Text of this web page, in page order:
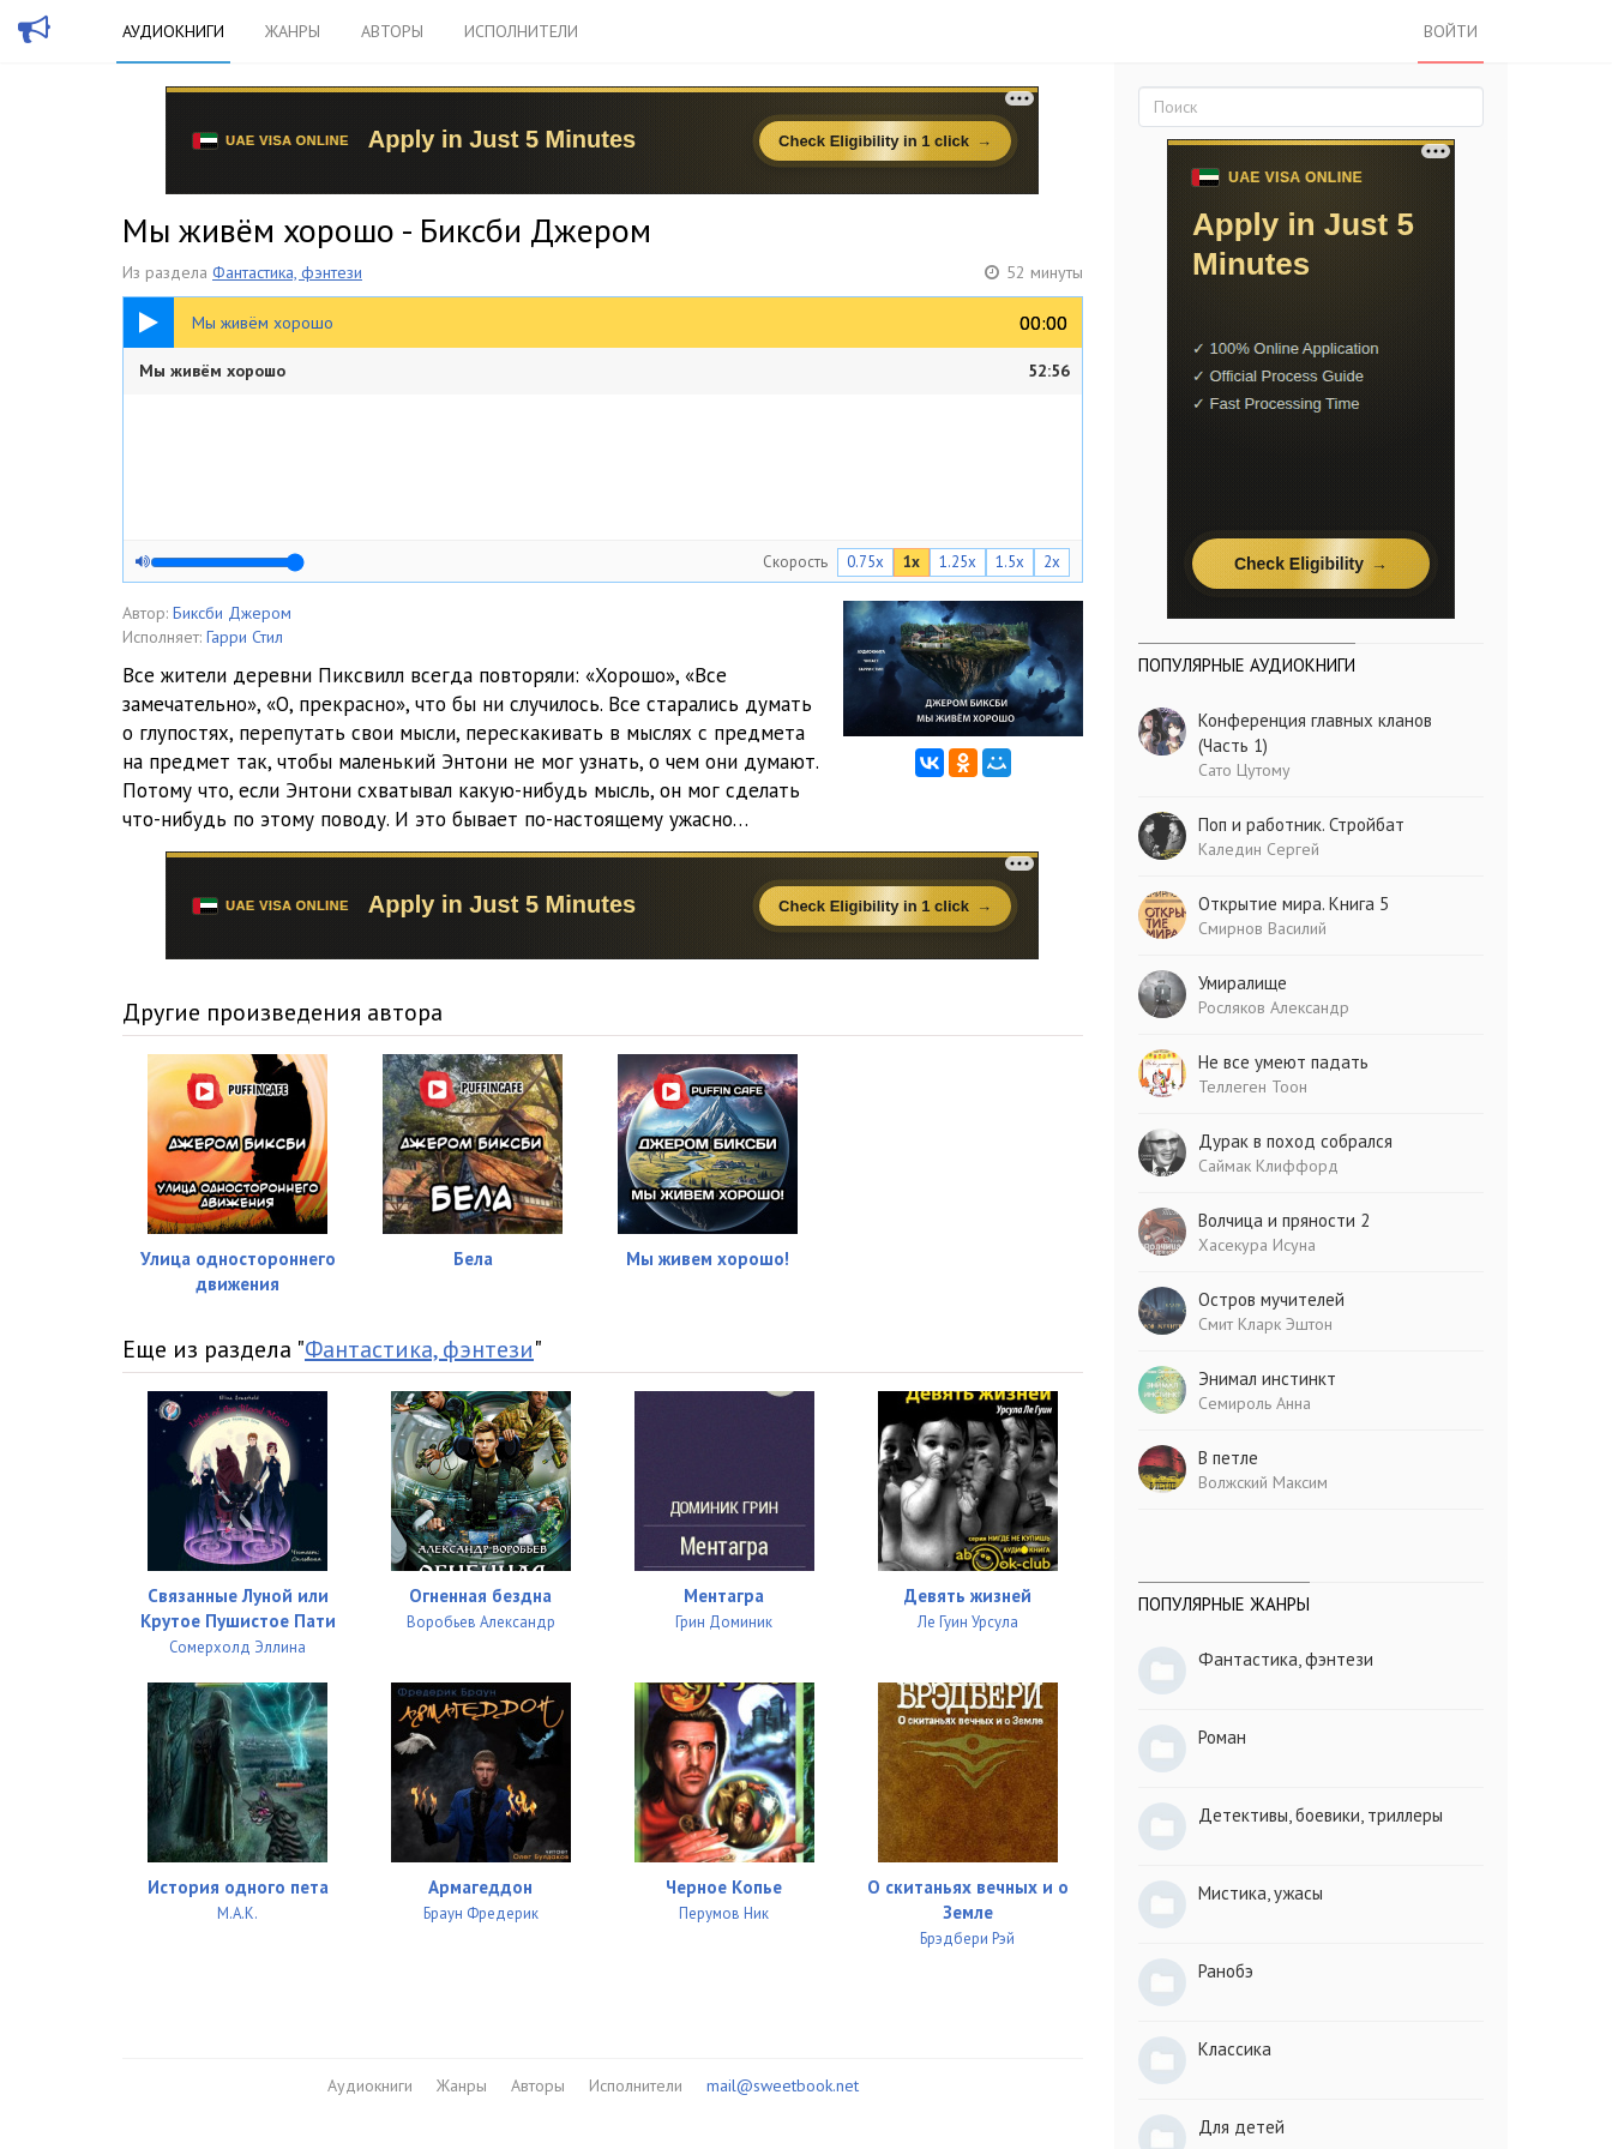
АУДИОКНИГИ ЖАНРЫ АВТОРЫ ИСПОЛНИТЕЛИ ВОЙТИ
Мы живём хорошо - Биксби Джером
Из раздела Фантастика, фэнтези 52 минуты
Мы живём хорошо 00:00
00:00
52:56
Мы живём хорошо 52:56
Скорость 0.75x 1x 1.25x 1.5x 2x
Автор: Биксби Джером
Исполняет: Гарри Стил
Все жители деревни Пиксвилл всегда повторяли: «Хорошо», «Все
замечательно», «О, прекрасно», что бы ни случилось. Все старались думать
о глупостях, перепутать свои мысли, перескакивать в мыслях с предмета
на предмет так, чтобы маленький Энтони не мог узнать, о чем они думают.
Потому что, если Энтони схватывал какую-нибудь мысль, он мог сделать
что-нибудь по этому поводу. И это бывает по-настоящему ужасно…
Другие произведения автора
Улица одностороннего
движения
Бела Мы живем хорошо!
Еще из раздела "Фантастика, фэнтези"
Связанные Луной или
Крутое Пушистое Пати
Сомерхолд Эллина
Огненная бездна
Воробьев Александр
Ментагра
Грин Доминик
Девять жизней
Ле Гуин Урсула
История одного пета
М.А.К.
Армагеддон
Браун Фредерик
Черное Копье
Перумов Ник
О скитаньях вечных и о
Земле
Брэдбери Рэй
Аудиокниги Жанры Авторы Исполнители mail@sweetbook.net
ПОПУЛЯРНЫЕ АУДИОКНИГИ
Конференция главных кланов
(Часть 1)
Сато Цутому
Поп и работник. Стройбат
Каледин Сергей
Открытие мира. Книга 5
Смирнов Василий
Умиралище
Росляков Александр
Не все умеют падать
Теллеген Тоон
Дурак в поход собрался
Саймак Клиффорд
Волчица и пряности 2
Хасекура Исуна
Остров мучителей
Смит Кларк Эштон
Энимал инстинкт
Семироль Анна
В петле
Волжский Максим
ПОПУЛЯРНЫЕ ЖАНРЫ
Фантастика, фэнтези
Роман
Детективы, боевики, триллеры
Мистика, ужасы
Ранобэ
Классика
Для детей